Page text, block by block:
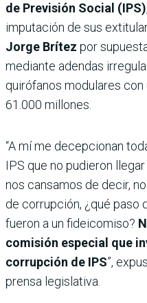
de Previsión Social (IPS)
imputación de sus
Jorge Brítez por
mediante adendas
quirófanos modulares con
61.000 millones.
“A mí me decepcionan
IPS que no pudieron
nos cansamos de decir,
de corrupción, ¿qué paso
fueron a un fideicomiso?
comisión especial que
corrupción de IPS”,
prensa legislativa.